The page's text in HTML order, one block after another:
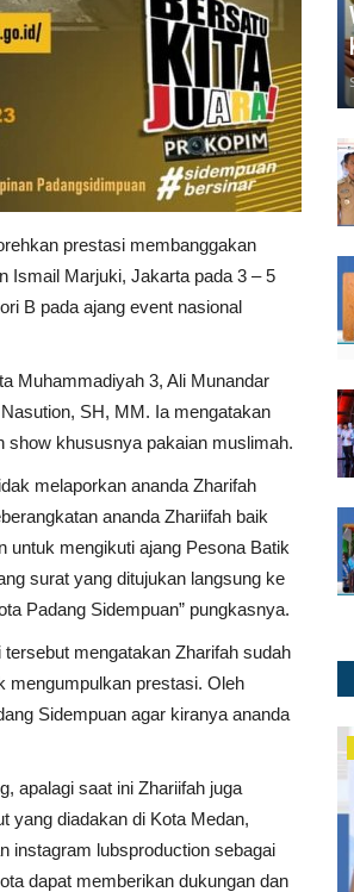
prestasi membanggakan
Ismail Marjuki, Jakarta pada 3 – 5
B pada ajang event nasional
Muhammadiyah 3, Ali Munandar
SH, MM. Ia mengatakan
show khususnya pakaian muslimah.
melaporkan ananda Zharifah
ananda Zhariifah baik
untuk mengikuti ajang Pesona Batik
surat yang ditujukan langsung ke
Padang Sidempuan” pungkasnya.
mengatakan Zharifah sudah
mengumpulkan prestasi. Oleh
Sidempuan agar kiranya ananda
apalagi saat ini Zhariifah juga
yang diadakan di Kota Medan,
instagram lubsproduction sebagai
dapat memberikan dukungan dan